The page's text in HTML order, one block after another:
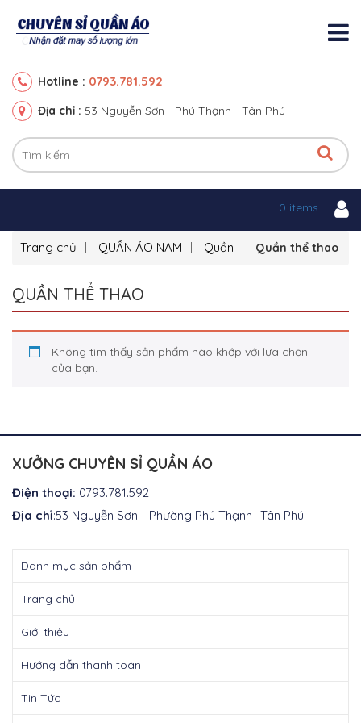
Hotline : 0793.781.592
Địa chỉ : 53 Nguyễn Sơn - Phú Thạnh - Tân Phú
0 items
Trang chủ QUẦN ÁO NAM Quần Quần thể thao
QUẦN THỂ THAO
Không tìm thấy sản phẩm nào khớp với lựa chọn
của bạn.
XƯỞNG CHUYÊN SỈ QUẦN ÁO
Điện thoại: 0793.781.592
Địa chỉ:53 Nguyễn Sơn - Phường Phú Thạnh -Tân Phú
Danh mục sản phẩm
Trang chủ
Giới thiệu
Hướng dẫn thanh toán
Tin Tức